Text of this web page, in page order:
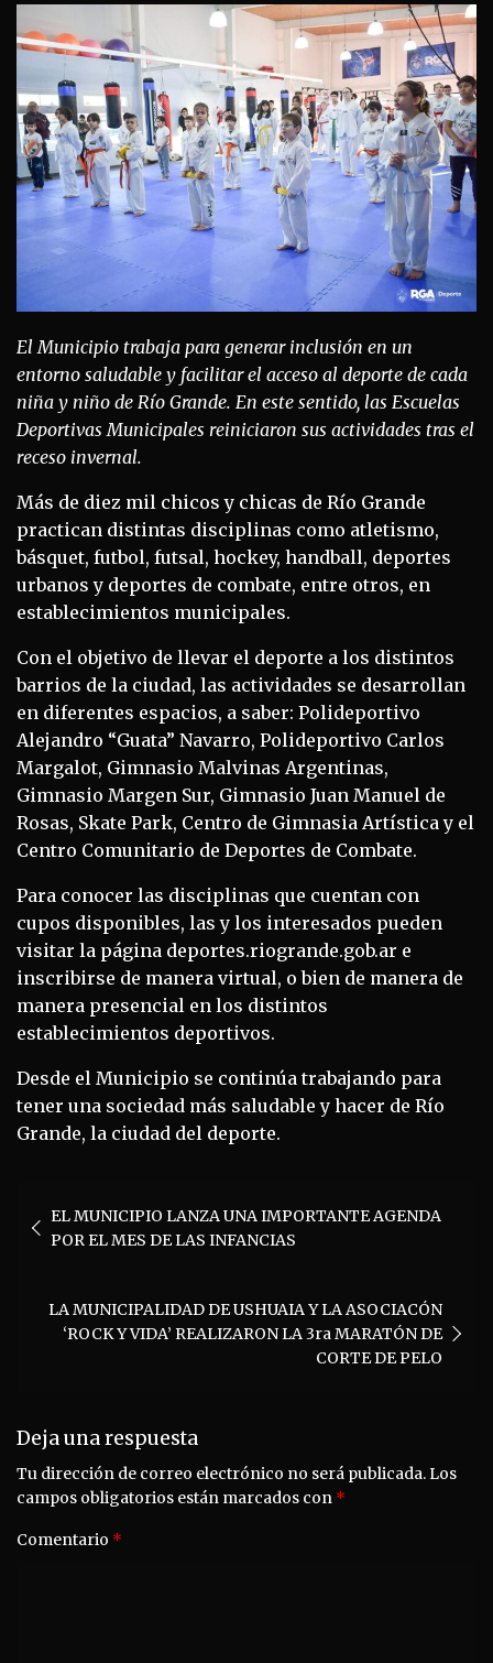
El Municipio trabaja para generar inclusión en un
entorno saludable y facilitar el acceso al deporte de cada
niña y niño de Río Grande. En este sentido, las Escuelas
Deportivas Municipales reiniciaron sus actividades tras el
receso invernal.
Más de diez mil chicos y chicas de Río Grande
practican distintas disciplinas como atletismo,
básquet, futbol, futsal, hockey, handball, deportes
urbanos y deportes de combate, entre otros, en
establecimientos municipales.
Con el objetivo de llevar el deporte a los distintos
barrios de la ciudad, las actividades se desarrollan
en diferentes espacios, a saber: Polideportivo
Alejandro “Guata” Navarro, Polideportivo Carlos
Margalot, Gimnasio Malvinas Argentinas,
Gimnasio Margen Sur, Gimnasio Juan Manuel de
Rosas, Skate Park, Centro de Gimnasia Artística y el
Centro Comunitario de Deportes de Combate.
Para conocer las disciplinas que cuentan con
cupos disponibles, las y los interesados pueden
visitar la página deportes.riogrande.gob.ar e
inscribirse de manera virtual, o bien de manera de
manera presencial en los distintos
establecimientos deportivos.
Desde el Municipio se continúa trabajando para
tener una sociedad más saludable y hacer de Río
Grande, la ciudad del deporte.
de EL MUNICIPIO LANZA UNA IMPORTANTE AGENDA
POR EL MES DE LAS INFANCIAS
LA MUNICIPALIDAD DE USHUAIA Y LA ASOCIACÓN
‘ROCK Y VIDA’ REALIZARON LA 3ra MARATÓN DE
CORTE DE PELO
Deja una respuesta
Tu dirección de correo electrónico no será publicada.Los
campos obligatorios están marcados con *
Comentario *